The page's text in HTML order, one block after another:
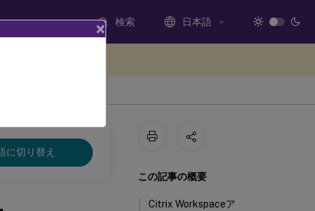
検索 日本語
に切り替え
この記事の概要
Citrix Workspaceア
×